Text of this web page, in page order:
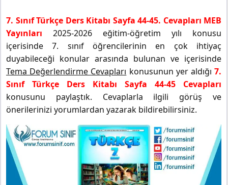
7. Sınıf Türkçe Ders Kitabı Sayfa 44-45. Cevapları MEB
Yayınları 2025-2026 eğitim-öğretim yılı konusu
içerisinde 7. sınıf öğrencilerinin en çok ihtiyaç
duyabileceği konular arasında bulunan ve içerisinde
Tema Değerlendirme Cevapları konusunun yer aldığı7.
Sınıf Türkçe Ders Kitabı Sayfa 44-45 Cevapları
konusunu paylaştık. Cevaplarla ilgili görüş ve
önerilerinizi yorumlardan yazarak bildirebilirsiniz.